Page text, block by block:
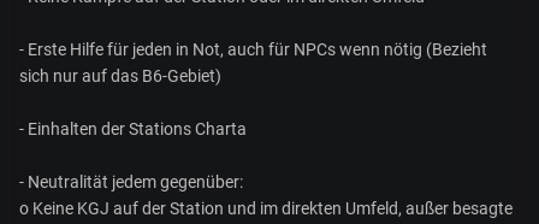
- Erste Hilfe für jeden in Not, auch für NPCs wenn nötig (Bezieht
sich nur auf das B6-Gebiet)
- Einhalten der Stations Charta
- Neutralität jedem gegenüber:
o Keine KGJ auf der Station und im direkten Umfeld, außer besagte